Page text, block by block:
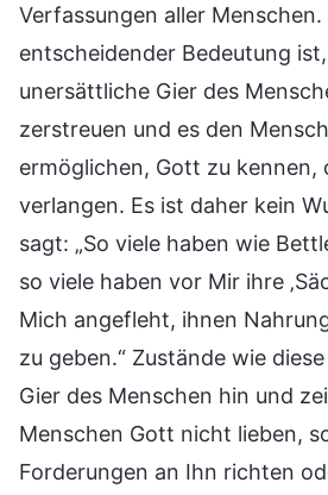
Verfassungen aller
entscheidender Bedeutung
unersättliche Gier des
zerstreuen und es den
ermöglichen, Gott zu kennen,
verlangen. Es ist daher kein
sagt: „So viele haben wie
so viele haben vor Mir ihre
Mich angefleht, ihnen
zu geben.“ Zustände wie
Gier des Menschen hin und
Menschen Gott nicht lieben,
Forderungen an Ihn richten